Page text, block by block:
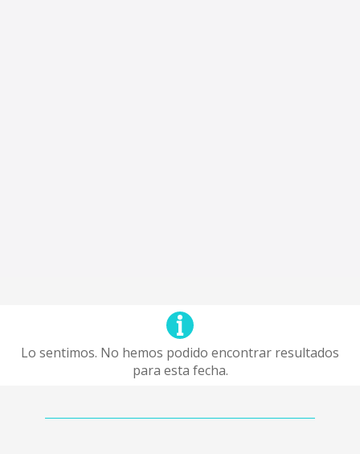
Lo sentimos. No hemos podido encontrar resultados
para esta fecha.